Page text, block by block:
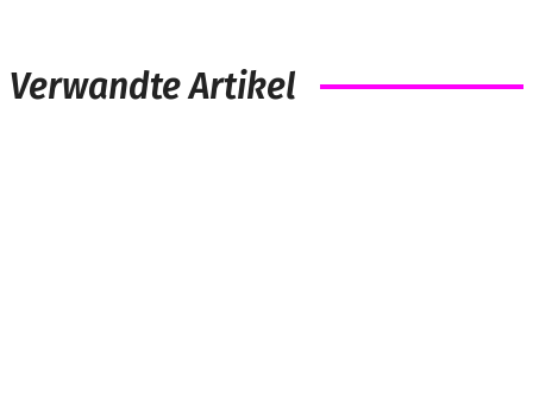
Verwandte Artikel